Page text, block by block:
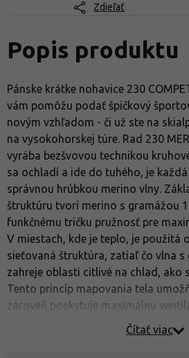
Zdieľať
Popis produktu
Pánske krátke nohavice 230
vám pomôžu podať špičkový
novým vzhľadom - či už ste na
na vysokohorskej túre. Rad 230
vyrába bezšvovou technikou
sa ochladí a ide do tuhého, je
správnou hrúbkou merino vlny.
štruktúru tvorí merino s gramážou
funkčnému tričku pružnosť pre
V miestach, kde je teplo, je použitá
sieťovaná štruktúra, zatiaľ čo vlna s
zahreje oblasti citlivé na chlad, ako
Tento princíp mapovania tela
zároveň poskytuje maximálnu
vlákna s priemerom iba 16,5
mäkké na pokožke a zároveň robia
Čítať viac